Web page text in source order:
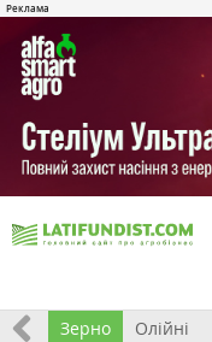
Світ Зерно Олійні